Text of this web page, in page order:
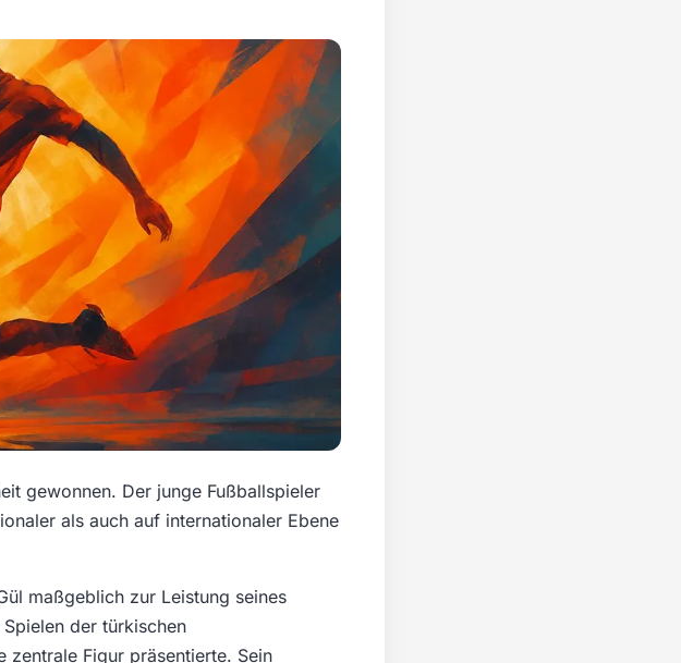
gewonnen. Der junge Fußballspieler
als auch auf internationaler Ebene
maßgeblich zur Leistung seines
der türkischen
zentrale Figur präsentierte. Sein